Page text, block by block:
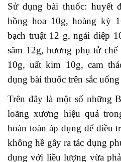
Sử dụng bài thuốc: huyết
hồng hoa 10g, hoàng kỳ
bạch truật 12 g, ngải diệp
sâm 12g, hương phụ tử
10g, uất kim 10g, cam
dụng bài thuốc trên sắc
Trên đây là một số những
loãng xương hiệu quả
hoàn toàn áp dụng để điều
không hề gây ra tác dụng
dụng với liều lượng vừa